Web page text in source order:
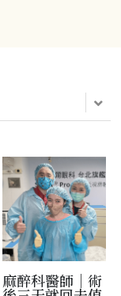
麻醉科醫師｜術